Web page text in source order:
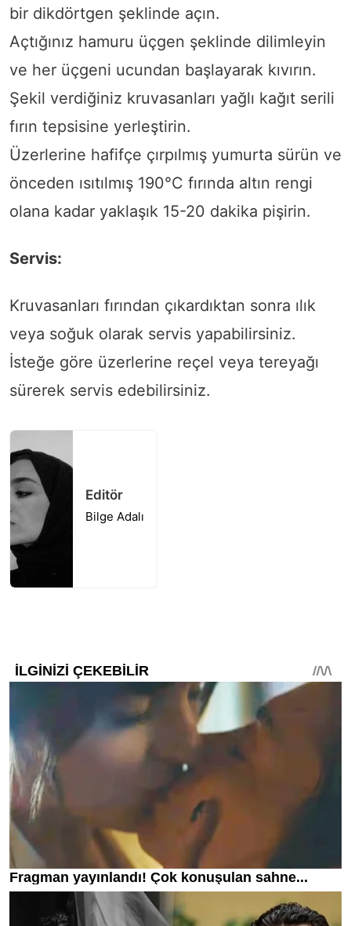
bir dikdörtgen şeklinde açın.
Açtığınız hamuru üçgen şeklinde dilimleyin
ve her üçgeni ucundan başlayarak kıvırın.
Şekil verdiğiniz kruvasanları yağlı kağıt serili
fırın tepsisine yerleştirin.
Üzerlerine hafifçe çırpılmış yumurta sürün ve
önceden ısıtılmış 190°C fırında altın rengi
olana kadar yaklaşık 15-20 dakika pişirin.
Servis:
Kruvasanları fırından çıkardıktan sonra ılık
veya soğuk olarak servis yapabilirsiniz.
İsteğe göre üzerlerine reçel veya tereyağı
sürerek servis edebilirsiniz.
Editör
Bilge Adalı